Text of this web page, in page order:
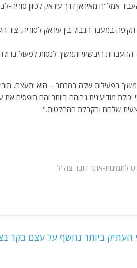
אמל"ח מאיראן דרך עיראק לכיוון
תקיפה במעבר הגבול בין עיראק לסוריה,
ההעברות היבשתי ותמשיך לנסות לפעול בו
בפעילות שלה במרחב – הוא יתעצם.
מודיעינית גבוהה ביותר והם תופסים
שלהם ובקבלת ההחלטות."
לתמונות-אתר דובר צה"ל
ביותר נחשף על עצם בקר